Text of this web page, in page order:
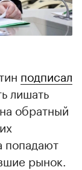
подписал
лишать
обратный
попадают
рынок.